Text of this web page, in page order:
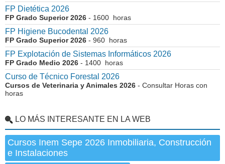
FP Dietética 2026
FP Grado Superior 2026 - 1600 horas
FP Higiene Bucodental 2026
FP Grado Superior 2026 - 960 horas
FP Explotación de Sistemas Informáticos 2026
FP Grado Medio 2026 - 1400 horas
Curso de Técnico Forestal 2026
Cursos de Veterinaria y Animales 2026 - Consultar Horas con
horas
LO MÁS INTERESANTE EN LA WEB
Cursos Inem Sepe 2026 Inmobiliaria, Construcción
e Instalaciones